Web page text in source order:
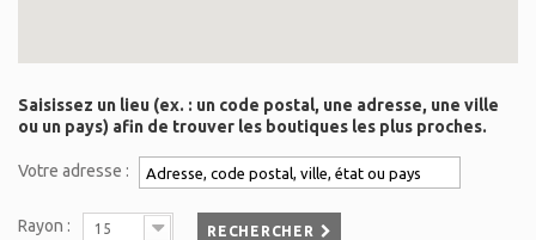
Saisissez un lieu (ex. : un code postal, une adresse, une ville
ou un pays) afin de trouver les boutiques les plus proches.
Votre adresse :
Rayon : 15 RECHERCHER